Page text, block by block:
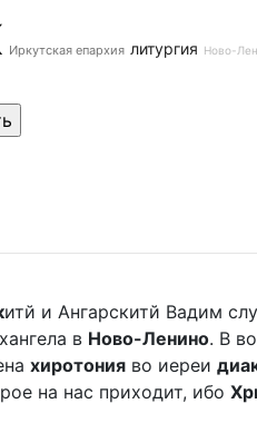
Иркутская епархия литургия Ново-
итй и Ангарскитй Вадим
в Ново-Ленино. В
хиротония во иереи
на нас приходит, ибо